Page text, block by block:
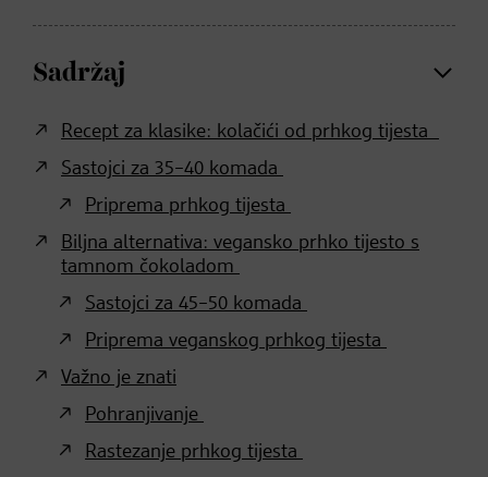
Sadržaj
Recept za klasike: kolačići od prhkog tijesta
Sastojci za 35–40 komada
Priprema prhkog tijesta
Biljna alternativa: vegansko prhko tijesto s
tamnom čokoladom
Sastojci za 45–50 komada
Priprema veganskog prhkog tijesta
Važno je znati
Pohranjivanje
Rastezanje prhkog tijesta